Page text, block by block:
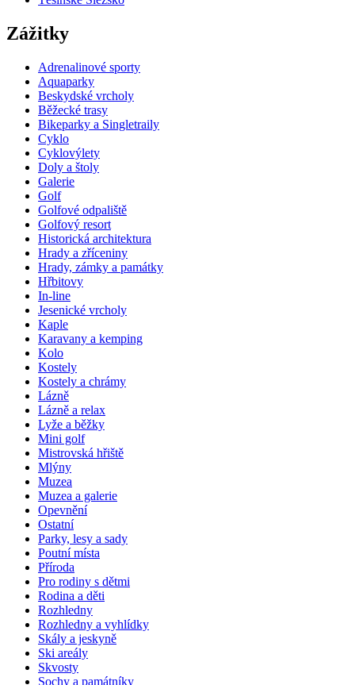
Zážitky
Adrenalinové sporty
Aquaparky
Beskydské vrcholy
Běžecké trasy
Bikeparky a Singletraily
Cyklo
Cyklovýlety
Doly a štoly
Galerie
Golf
Golfové odpaliště
Golfový resort
Historická architektura
Hrady a zříceniny
Hrady, zámky a památky
Hřbitovy
In-line
Jesenické vrcholy
Kaple
Karavany a kemping
Kolo
Kostely
Kostely a chrámy
Lázně
Lázně a relax
Lyže a běžky
Mini golf
Mistrovská hřiště
Mlýny
Muzea
Muzea a galerie
Opevnění
Ostatní
Parky, lesy a sady
Poutní místa
Příroda
Pro rodiny s dětmi
Rodina a děti
Rozhledny
Rozhledny a vyhlídky
Skály a jeskyně
Ski areály
Skvosty
Sochy a památníky